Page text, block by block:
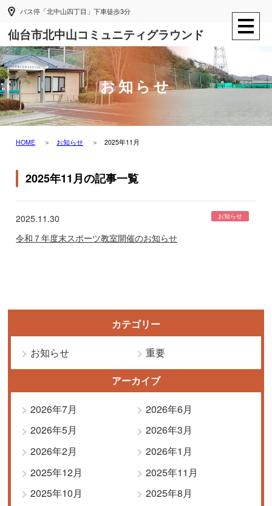
バス停「北中山四丁目」下車徒歩3分
仙台市北中山コミュニティグラウンド
お知らせ
HOME お知らせ 2025年11月
2025年11月の記事一覧
2025.11.30 お知らせ
令和７年度末スポーツ教室開催のお知らせ
カテゴリー
お知らせ
重要
アーカイブ
2026年7月
2026年6月
2026年5月
2026年3月
2026年2月
2026年1月
2025年12月
2025年11月
2025年10月
2025年8月